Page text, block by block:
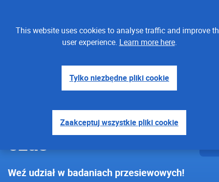
This website uses cookies to analyse traffic and improve
user experience. Learn more here.
Tylko niezbędne pliki cookie
Zaakceptuj wszystkie pliki cookie
wyjaśnione w prosty sposób Rak jelita grubego
Wykrywanie raka
jelita grubego na
czas
Weź udział w badaniach przesiewowych!